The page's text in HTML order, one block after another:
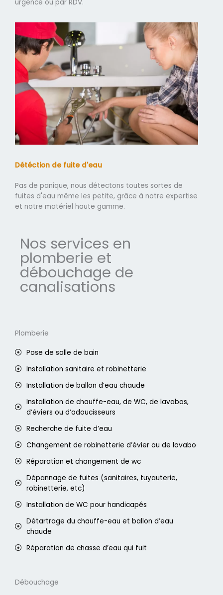
urgence ou par RDV.
Détéction de fuite d'eau
Pas de panique, nous détectons toutes sortes de
fuites d'eau même les petite, grâce à notre expertise
et notre matériel haute gamme.
Nos services en
plomberie et
débouchage de
canalisations
Plomberie
Pose de salle de bain
Installation sanitaire et robinetterie
Installation de ballon d’eau chaude
Installation de chauffe-eau, de WC, de lavabos,
d’éviers ou d’adoucisseurs
Recherche de fuite d’eau
Changement de robinetterie d’évier ou de lavabo
Réparation et changement de wc
Dépannage de fuites (sanitaires, tuyauterie,
robinetterie, etc)
Installation de WC pour handicapés
Détartrage du chauffe-eau et ballon d’eau
chaude
Réparation de chasse d’eau qui fuit
Débouchage